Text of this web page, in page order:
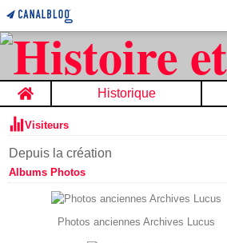
Home Historique
Visiteurs
Depuis la création
Albums Photos
Photos anciennes Archives Lucus